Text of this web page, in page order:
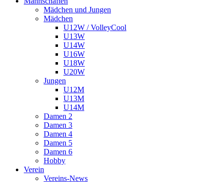
Mädchen und Jungen
Mädchen
U12W / VolleyCool
U13W
U14W
U16W
U18W
U20W
Jungen
U12M
U13M
U14M
Damen 2
Damen 3
Damen 4
Damen 5
Damen 6
Hobby
Verein
Vereins-News